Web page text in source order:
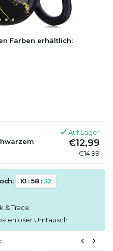
Farben erhältlich:
Auf Lager
€12,99
€14,99
10:58:32
& Trace
Umtausch